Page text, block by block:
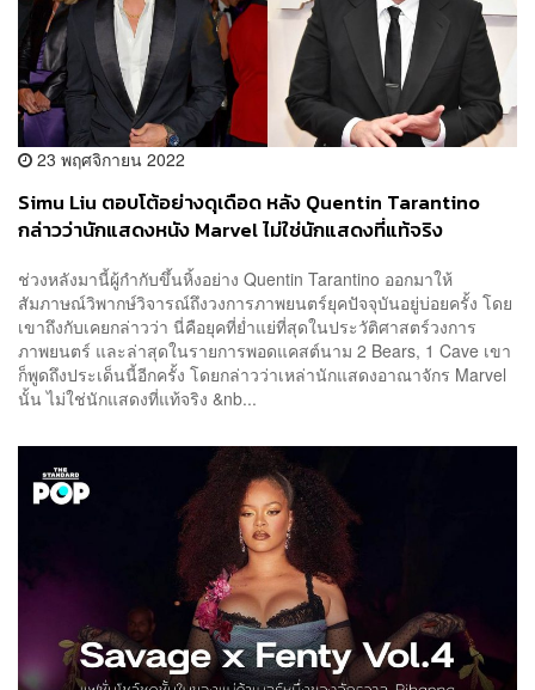
23 พฤศจิกายน 2022
Simu Liu ตอบโต้อย่างดุเดือด หลัง Quentin Tarantino
กล่าวว่านักแสดงหนัง Marvel ไม่ใช่นักแสดงที่แท้จริง
ช่วงหลังมานี้ผู้กำกับขึ้นหิ้งอย่าง Quentin Tarantino ออกมาให้
สัมภาษณ์วิพากษ์วิจารณ์ถึงวงการภาพยนตร์ยุคปัจจุบันอยู่บ่อยครั้ง โดย
เขาถึงกับเคยกล่าวว่า นี่คือยุคที่ย่ำแย่ที่สุดในประวัติศาสตร์วงการ
ภาพยนตร์ และล่าสุดในรายการพอดแคสต์นาม 2 Bears, 1 Cave เขา
ก็พูดถึงประเด็นนี้อีกครั้ง โดยกล่าวว่าเหล่านักแสดงอาณาจักร Marvel
นั้น ไม่ใช่นักแสดงที่แท้จริง &nb...